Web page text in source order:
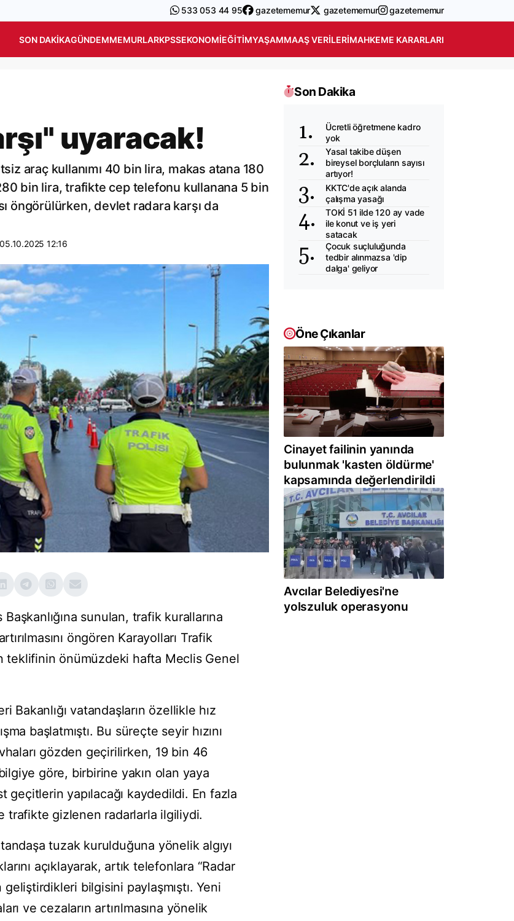
533 053 44 95 gazetememur gazetememur gazetememur
SON DAKIKAGÜNDEMMEMURLARKPSSEKONOMIEĞITIMYAŞAMMAAŞ VERILERIMAHKEME KARARLARI
uyaracak!
araç kullanımı 40 bin lira, makas atana 180
bin lira, trafikte cep telefonu kullanana 5 bin
öngörülürken, devlet radara karşı da
05.10.2025 12:16
sunulan, trafik kurallarına
öngören Karayolları Trafik
teklifinin önümüzdeki hafta Meclis Genel
Bakanlığı vatandaşların özellikle hız
başlatmıştı. Bu süreçte seyir hızını
gözden geçirilirken, 19 bin 46
göre, birbirine yakın olan yaya
yapılacağı kaydedildi. En fazla
trafikte gizlenen radarlarla ilgiliydi.
tuzak kurulduğuna yönelik algıyı
açıklayarak, artık telefonlara “Radar
geliştirdikleri bilgisini paylaşmıştı. Yeni
ve cezaların artırılmasına yönelik
Son Dakika
Ücretli öğretmene kadro
yok
Yasal takibe düşen
bireysel borçluların sayısı
artıyor!
KKTC'de açık alanda
çalışma yasağı
TOKİ 51 ilde 120 ay vade
ile konut ve iş yeri
satacak
Çocuk suçluluğunda
tedbir alınmazsa 'dip
dalga' geliyor
Öne Çıkanlar
Cinayet failinin yanında
bulunmak 'kasten öldürme'
kapsamında değerlendirildi
Avcılar Belediyesi'ne
yolszuluk operasyonu